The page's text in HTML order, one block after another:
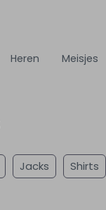
Heren Meisjes
Jacks Shirts